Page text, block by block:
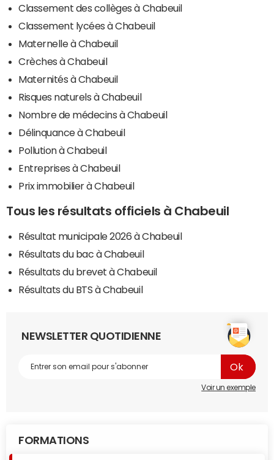
Classement des collèges à Chabeuil
Classement lycées à Chabeuil
Maternelle à Chabeuil
Crèches à Chabeuil
Maternités à Chabeuil
Risques naturels à Chabeuil
Nombre de médecins à Chabeuil
Délinquance à Chabeuil
Pollution à Chabeuil
Entreprises à Chabeuil
Prix immobilier à Chabeuil
Tous les résultats officiels à Chabeuil
Résultat municipale 2026 à Chabeuil
Résultats du bac à Chabeuil
Résultats du brevet à Chabeuil
Résultats du BTS à Chabeuil
NEWSLETTER QUOTIDIENNE
Voir un exemple
FORMATIONS